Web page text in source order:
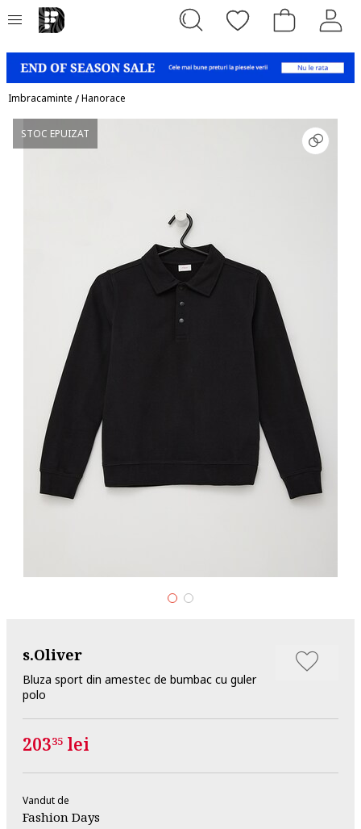
Imbracaminte /Hanorace
STOC EPUIZAT
s.Oliver
Bluza sport din amestec de bumbac cu guler
polo
20335 lei
Vandut de
Fashion Days